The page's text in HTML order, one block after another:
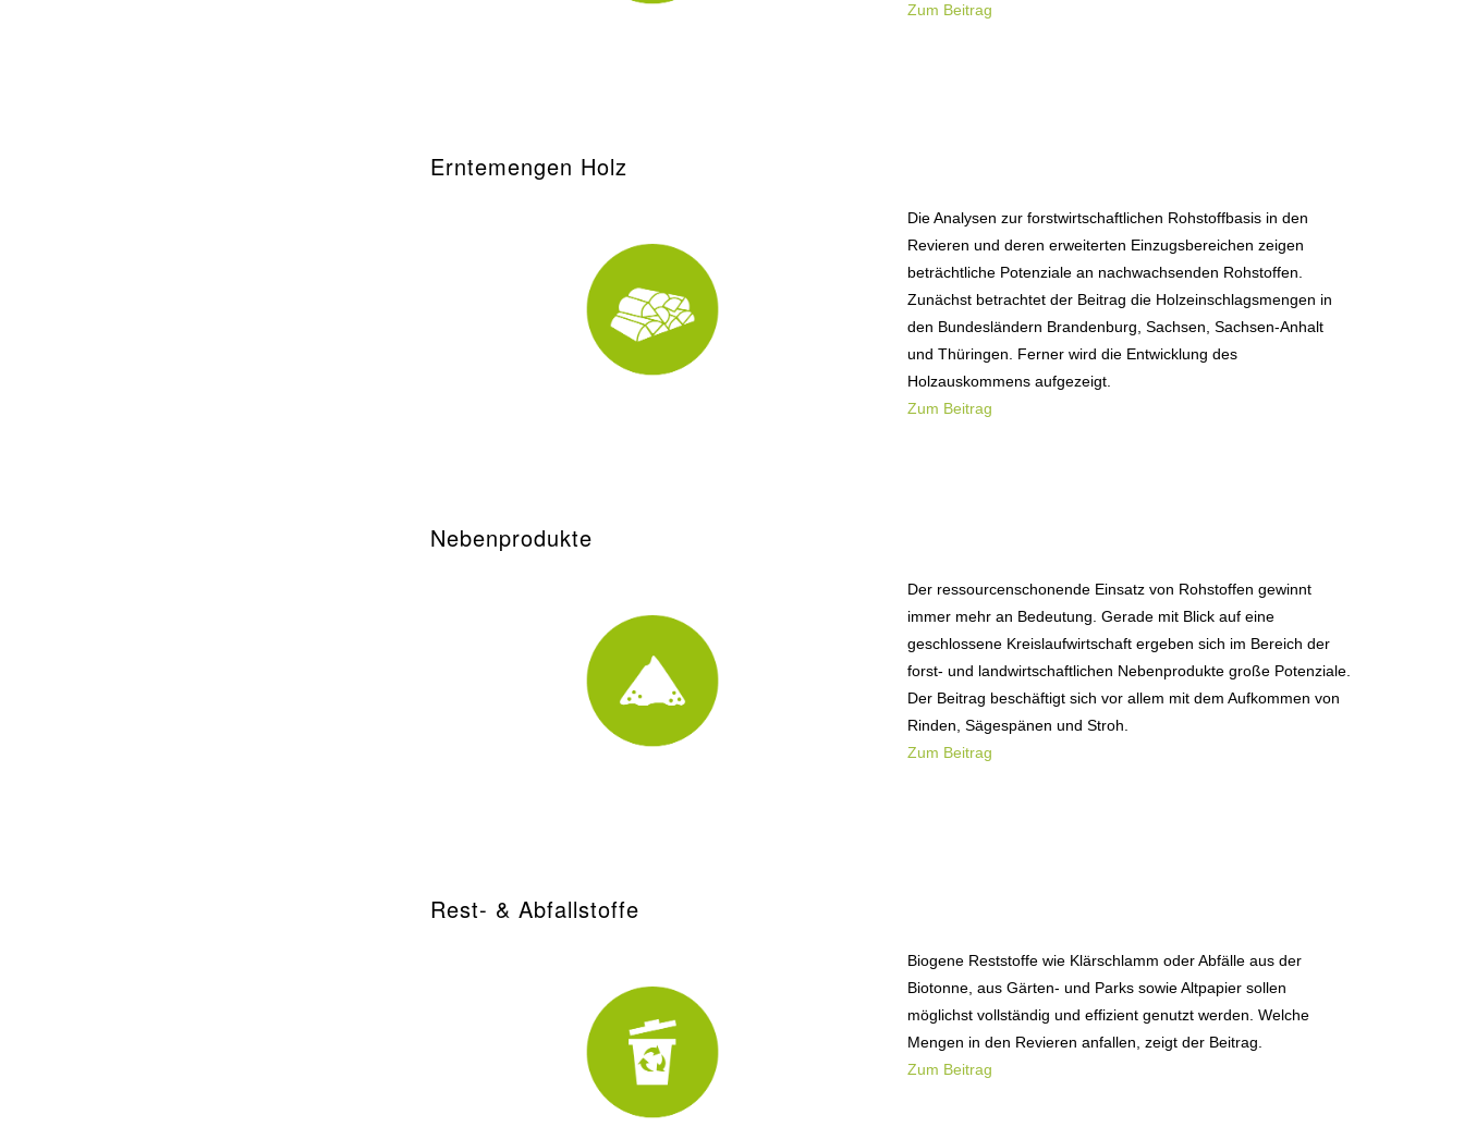
​​​​​​​Zum Beitrag
Erntemengen Holz
Die Analysen zur forstwirtschaftlichen Rohstoffbasis in den
Revieren und deren erweiterten Einzugsbereichen zeigen
beträchtliche Potenziale an nachwachsenden Rohstoffen.
Zunächst betrachtet der Beitrag die Holzeinschlagsmengen in
den Bundesländern Brandenburg, Sachsen, Sachsen-Anhalt
und Thüringen. Ferner wird die Entwicklung des
Holzauskommens aufgezeigt.
Zum Beitrag
Nebenprodukte
Der ressourcenschonende Einsatz von Rohstoffen gewinnt
immer mehr an Bedeutung. Gerade mit Blick auf eine
geschlossene Kreislaufwirtschaft ergeben sich im Bereich der
forst- und landwirtschaftlichen Nebenprodukte große Potenziale.
Der Beitrag beschäftigt sich vor allem mit dem Aufkommen von
Rinden, Sägespänen und Stroh.
Zum Beitrag
Rest- & Abfallstoffe
Biogene Reststoffe wie Klärschlamm oder Abfälle aus der
Biotonne, aus Gärten- und Parks sowie Altpapier sollen
möglichst vollständig und effizient genutzt werden. Welche
Mengen in den Revieren anfallen, zeigt der Beitrag.
Zum Beitrag